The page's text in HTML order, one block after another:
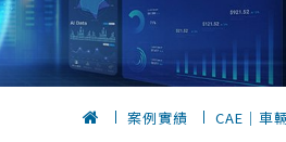
據中心
Designer
泥配方最佳化設計｜
電
｜
線性分析轉換全攻略
力轉換系統中，
動化』解決複雜的元件選
振動分析怎麼做？從馬達量
AI
【
案例實績 CAE｜車